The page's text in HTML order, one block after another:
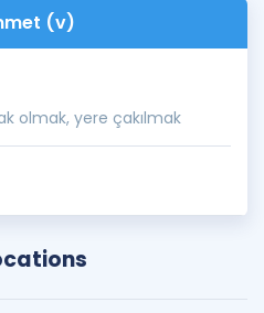
(v)
olmak, yere çakılmak